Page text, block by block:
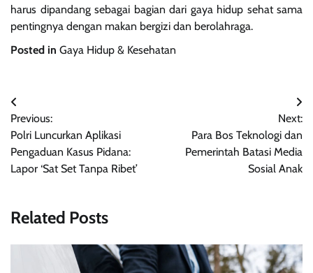
harus dipandang sebagai bagian dari gaya hidup sehat sama
pentingnya dengan makan bergizi dan berolahraga.
Posted in Gaya Hidup & Kesehatan
Navigasi
pos
Previous:
Polri Luncurkan Aplikasi
Pengaduan Kasus Pidana:
Lapor ‘Sat Set Tanpa Ribet’
Next:
Para Bos Teknologi dan
Pemerintah Batasi Media
Sosial Anak
Related Posts